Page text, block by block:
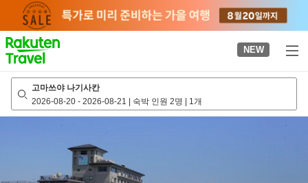
page
NEW
고마쓰야 나기사칸
2026-08-20 - 2026-08-21 | 숙박 인원 2명 | 1개